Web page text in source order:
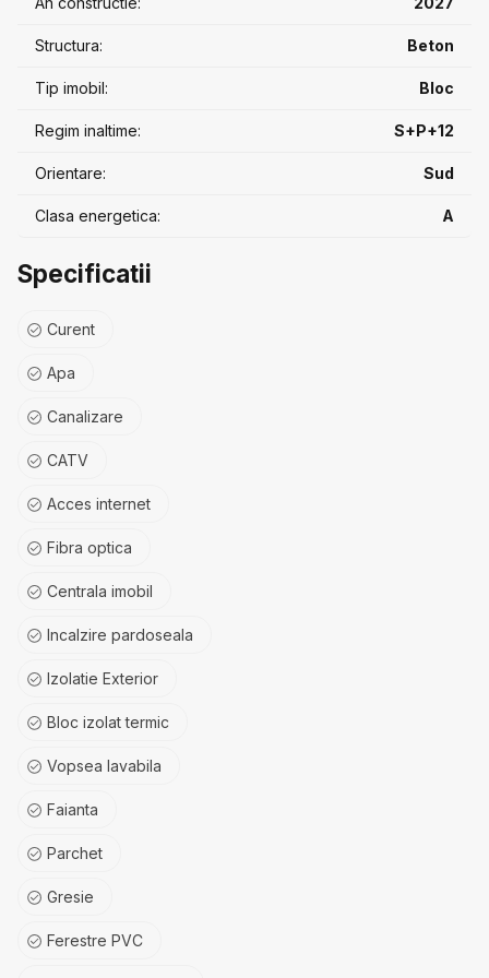
Structura: Beton
Tip imobil: Bloc
Regim inaltime: S+P+12
Orientare: Sud
Clasa energetica: A
Specificatii
Curent
Apa
Canalizare
CATV
Acces internet
Fibra optica
Centrala imobil
Incalzire pardoseala
Izolatie Exterior
Bloc izolat termic
Vopsea lavabila
Faianta
Parchet
Gresie
Ferestre PVC